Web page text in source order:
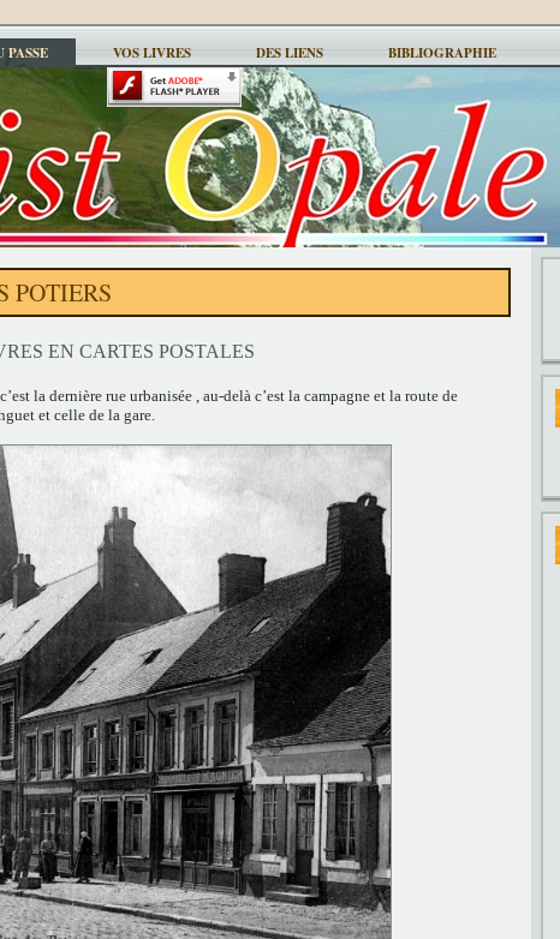
PASSE VOS LIVRES DES LIENS BIBLIOGRAPHIE
POTIERS
EN CARTES POSTALES
la dernière rue urbanisée , au-delà c’est la campagne et la route de
et celle de la gare.